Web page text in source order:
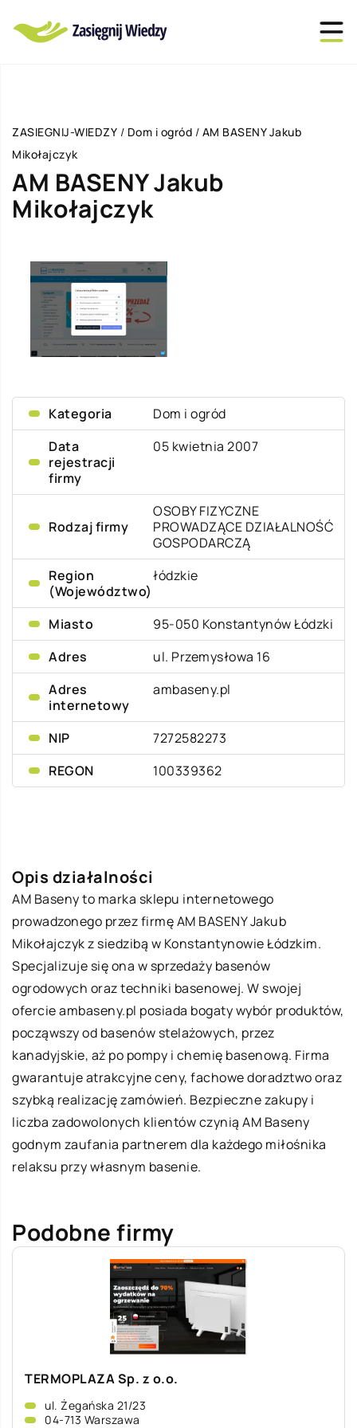
ZASIEGNIJ-WIEDZY / Dom i ogród / AM BASENY Jakub
Mikołajczyk
AM BASENY Jakub
Mikołajczyk
Kategoria
Dom i ogród
Data
rejestracji
firmy
05 kwietnia 2007
Rodzaj firmy
OSOBY FIZYCZNE
PROWADZĄCE DZIAŁALNOŚĆ
GOSPODARCZĄ
Region
(Województwo)
łódzkie
Miasto
95-050 Konstantynów Łódzki
Adres
ul. Przemysłowa 16
Adres
internetowy
ambaseny.pl
NIP
7272582273
REGON
100339362
Opis działalności
AM Baseny to marka sklepu internetowego
prowadzonego przez firmę AM BASENY Jakub
Mikołajczyk z siedzibą w Konstantynowie Łódzkim.
Specjalizuje się ona w sprzedaży basenów
ogrodowych oraz techniki basenowej. W swojej
ofercieambaseny.pl posiada bogaty wybór produktów,
począwszy od basenów stelażowych, przez
kanadyjskie, aż po pompy i chemię basenową. Firma
gwarantuje atrakcyjne ceny, fachowe doradztwo oraz
szybką realizację zamówień. Bezpieczne zakupy i
liczba zadowolonych klientów czynią AM Baseny
godnym zaufania partnerem dla każdego miłośnika
relaksu przy własnym basenie.
Podobne firmy
TERMOPLAZA Sp. z o.o.
ul. Żegańska 21/23
04-713 Warszawa